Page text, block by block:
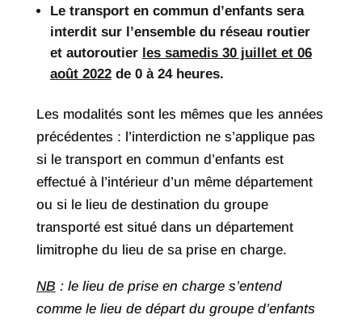
Le transport en commun d’enfants sera
interdit sur l’ensemble du réseau routier
et autoroutier les samedis 30 juillet et 06
août 2022de 0 à 24 heures.
Les modalités sont les mêmes que les années
précédentes : l’interdiction ne s’applique pas
si le transport en commun d’enfants est
effectué à l’intérieur d’un même département
ou si le lieu de destination du groupe
transporté est situé dans un département
limitrophe du lieu de sa prise en charge.
NB : le lieu de prise en charge s’entend
comme le lieu de départ du groupe d’enfants